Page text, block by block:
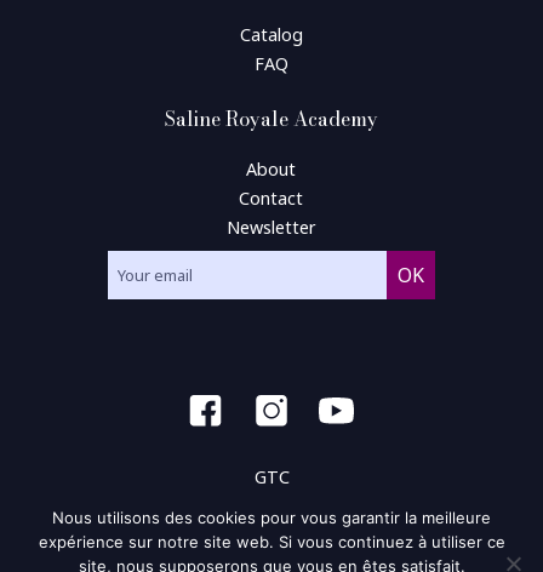
Catalog
FAQ
Saline Royale Academy
About
Contact
Newsletter
GTC
General condition of use
Nous utilisons des cookies pour vous garantir la meilleure
expérience sur notre site web. Si vous continuez à utiliser ce
site, nous supposerons que vous en êtes satisfait.